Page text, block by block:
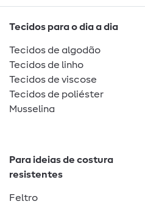
Tecidos para o dia a dia
Tecidos de algodão
Tecidos de linho
Tecidos de viscose
Tecidos de poliéster
Musselina
Para ideias de costura
resistentes
Feltro